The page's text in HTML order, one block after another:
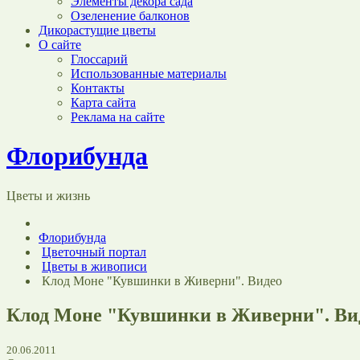
Озеленение балконов
Дикорастущие цветы
О сайте
Глоссарий
Использованные материалы
Контакты
Карта сайта
Реклама на сайте
Флорибунда
Цветы и жизнь
Флорибунда
Цветочный портал
Цветы в живописи
Клод Моне "Кувшинки в Живерни". Видео
Клод Моне "Кувшинки в Живерни".
20.06.2011